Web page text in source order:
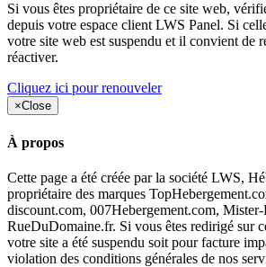
Si vous êtes propriétaire de ce site web,
depuis votre espace client LWS Panel. Si
votre site web est suspendu et il convient de
réactiver.
Cliquez ici pour renouveler
×Close
À propos
Cette page a été créée par la société LWS,
propriétaire des marques
discount.com, 007Hebergement.com,
RueDuDomaine.fr. Si vous êtes redirigé sur
votre site a été suspendu soit pour facture
violation des conditions générales de nos